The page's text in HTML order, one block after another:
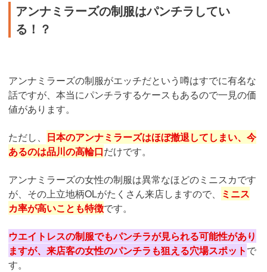
アンナミラーズの制服はパンチラしてい
る！？
アンナミラーズの制服がエッチだという噂はすでに有名な
話ですが、本当にパンチラするケースもあるので一見の価
値があります。
ただし、 日本のアンナミラーズはほぼ撤退してしまい、今
あるのは品川の高輪口だけです。
アンナミラーズの女性の制服は異常なほどのミニスカです
が、その上立地柄OLがたくさん来店しますので、
ミニス
カ率が高いことも特徴です。
ウエイトレスの制服でもパンチラが見られる可能性があり
ますが、来店客の女性のパンチラも狙える穴場スポットで
す。